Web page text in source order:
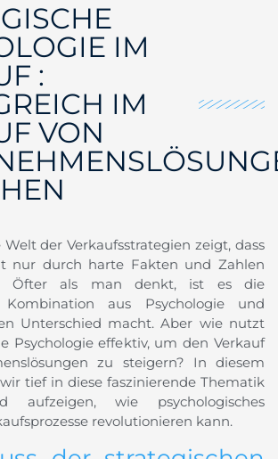
IM
:
IM
VON
der Verkaufsstrategien zeigt, dass
nur durch harte Fakten und Zahlen
Öfter als man denkt, ist es die
Kombination aus Psychologie und
Unterschied macht. Aber wie nutzt
Psychologie effektiv, um den Verkauf
zu steigern? In diesem
tief in diese faszinierende Thematik
aufzeigen, wie psychologisches
revolutionieren kann.